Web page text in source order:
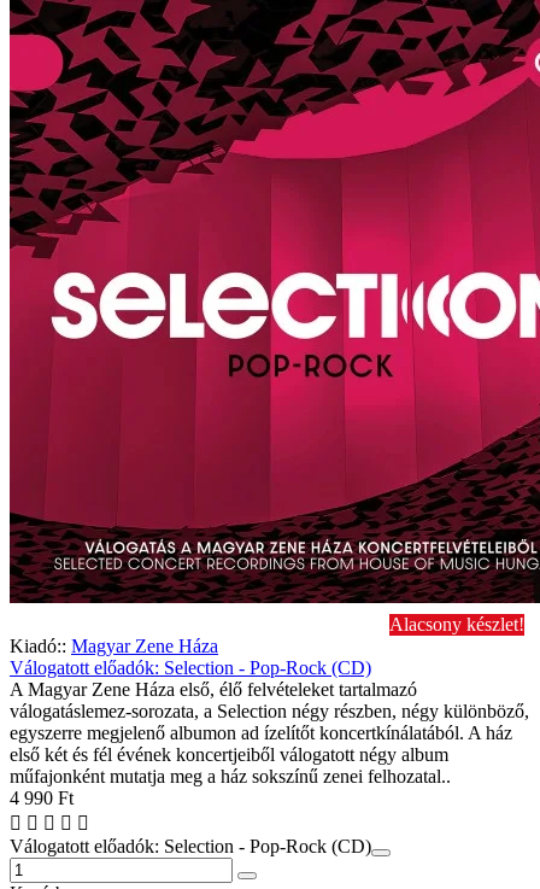
Alacsony készlet!
Kiadó:: Magyar Zene Háza
Válogatott előadók: Selection - Pop-Rock (CD)
A Magyar Zene Háza első, élő felvételeket tartalmazó
válogatáslemez-sorozata, a Selection négy részben, négy különböző,
egyszerre megjelenő albumon ad ízelítőt koncertkínálatából. A ház
első két és fél évének koncertjeiből válogatott négy album
műfajonként mutatja meg a ház sokszínű zenei felhozatal..
4 990 Ft
Válogatott előadók: Selection - Pop-Rock (CD)